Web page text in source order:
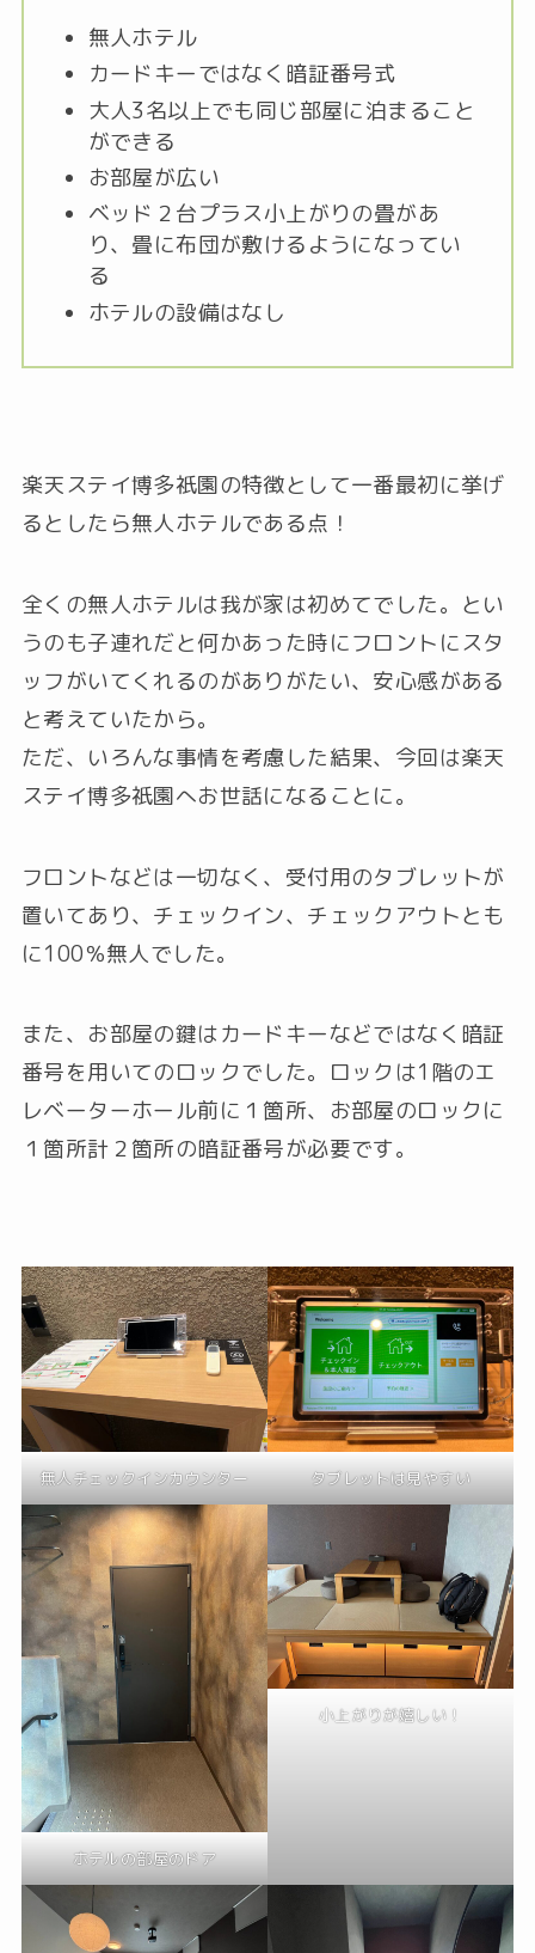
無人ホテル
カードキーではなく暗証番号式
大人3名以上でも同じ部屋に泊まること
ができる
お部屋が広い
ベッド２台プラス小上がりの畳があ
り、畳に布団が敷けるようになってい
る
ホテルの設備はなし
楽天ステイ博多祇園の特徴として一番最初に挙げ
るとしたら無人ホテルである点！
全くの無人ホテルは我が家は初めてでした。とい
うのも子連れだと何かあった時にフロントにスタ
ッフがいてくれるのがありがたい、安心感がある
と考えていたから。
ただ、いろんな事情を考慮した結果、今回は楽天
ステイ博多祇園へお世話になることに。
フロントなどは一切なく、受付用のタブレットが
置いてあり、チェックイン、チェックアウトとも
に100％無人でした。
また、お部屋の鍵はカードキーなどではなく暗証
番号を用いてのロックでした。ロックは1階のエ
レベーターホール前に１箇所、お部屋のロックに
１箇所計２箇所の暗証番号が必要です。
無人チェックインカウンター タブレットは見やすい
ホテルの部屋のドア
小上がりが嬉しい！